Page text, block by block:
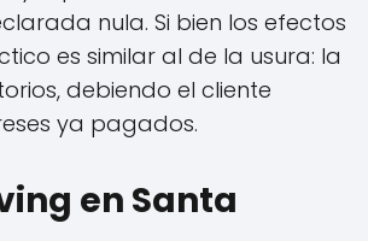
nula. Si bien los efectos
es similar al de la usura: la
debiendo el cliente
ya pagados.
en Santa